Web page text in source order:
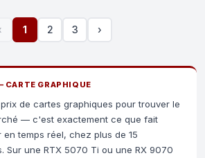
1 2 3 ›
CARTE GRAPHIQUE
de cartes graphiques pour trouver le
— c'est exactement ce que fait
temps réel, chez plus de 15
Sur une RTX 5070 Ti ou une RX 9070